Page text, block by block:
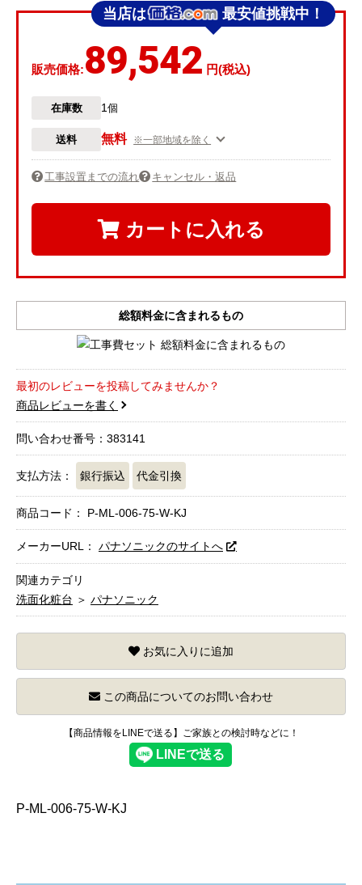
当店は 最安値挑戦中！
販売価格:89,542 円(税込)
在庫数 1個
送料 無料 ※一部地域を除く
工事設置までの流れ キャンセル・返品
カートに入れる
総額料金に含まれるもの
最初のレビューを投稿してみませんか？
商品レビューを書く
問い合わせ番号：383141
支払方法： 銀行振込 代金引換
商品コード： P-ML-006-75-W-KJ
メーカーURL： パナソニックのサイトへ
関連カテゴリ
洗面化粧台 ＞ パナソニック
お気に入りに追加
この商品についてのお問い合わせ
【商品情報をLINEで送る】ご家族との検討時などに！
P-ML-006-75-W-KJ